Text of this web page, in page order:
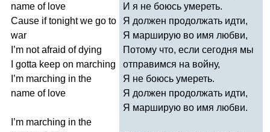
name of love
Cause if tonight we go to
war
’m not afraid of dying
gotta keep on marching
’m marching in the
name of love
’m marching in the
И я не боюсь умереть.
Я должен продолжать идти,
Я марширую во имя любви,
Потому что, если сегодня мы
отправимся на войну,
Я не боюсь умереть.
Я должен продолжать идти,
Я марширую во имя любви.